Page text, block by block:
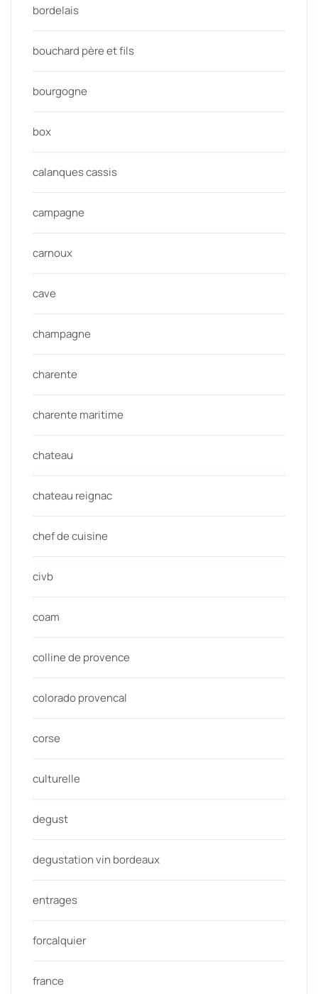
bordelais
bouchard père et fils
bourgogne
box
calanques cassis
campagne
carnoux
cave
champagne
charente
charente maritime
chateau
chateau reignac
chef de cuisine
civb
coam
colline de provence
colorado provencal
corse
culturelle
degust
degustation vin bordeaux
entrages
forcalquier
france